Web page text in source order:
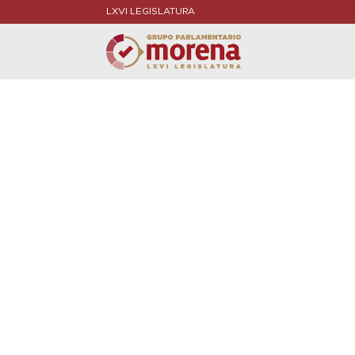
LXVI LEGISLATURA